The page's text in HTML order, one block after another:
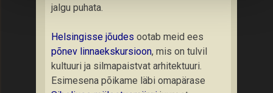
jalgu puhata.
Helsingisse jõudes ootab meid ees
põnev linnaekskursioon, mis on tulvil
kultuuri ja silmapaistvat arhitektuuri.
Esimesena põikame läbi omapärase